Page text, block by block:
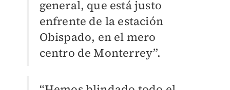
general, que está justo
enfrente de la estación
Obispado, en el mero
centro de Monterrey”.